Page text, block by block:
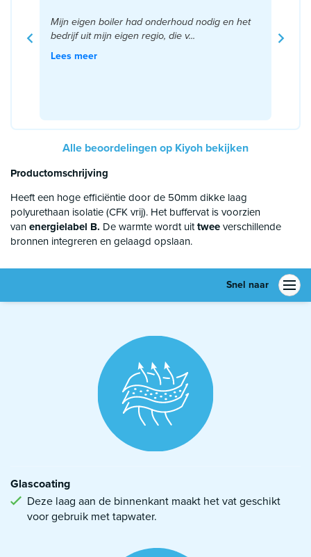
Mijn eigen boiler had onderhoud nodig en het
bedrijf uit mijn eigen regio, die v...
Lees meer
Alle beoordelingen op Kiyoh bekijken
Productomschrijving
Heeft een hoge efficiëntie door de 50mm dikke laag
polyurethaan isolatie (CFK vrij). Het buffervat is voorzien
vanenergielabel B. De warmte wordt uittweeverschillende
bronnen integreren en gelaagd opslaan.
Snel naar
Glascoating
Deze laag aan de binnenkant maakt het vat geschikt
voor gebruik met tapwater.